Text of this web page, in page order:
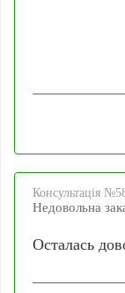
Консультацiя
Недовольна
Осталась